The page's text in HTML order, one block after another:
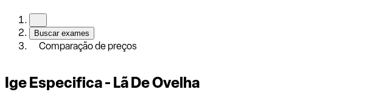
Buscar exames
Comparação de preços
Ige Especifica - Lã De Ovelha